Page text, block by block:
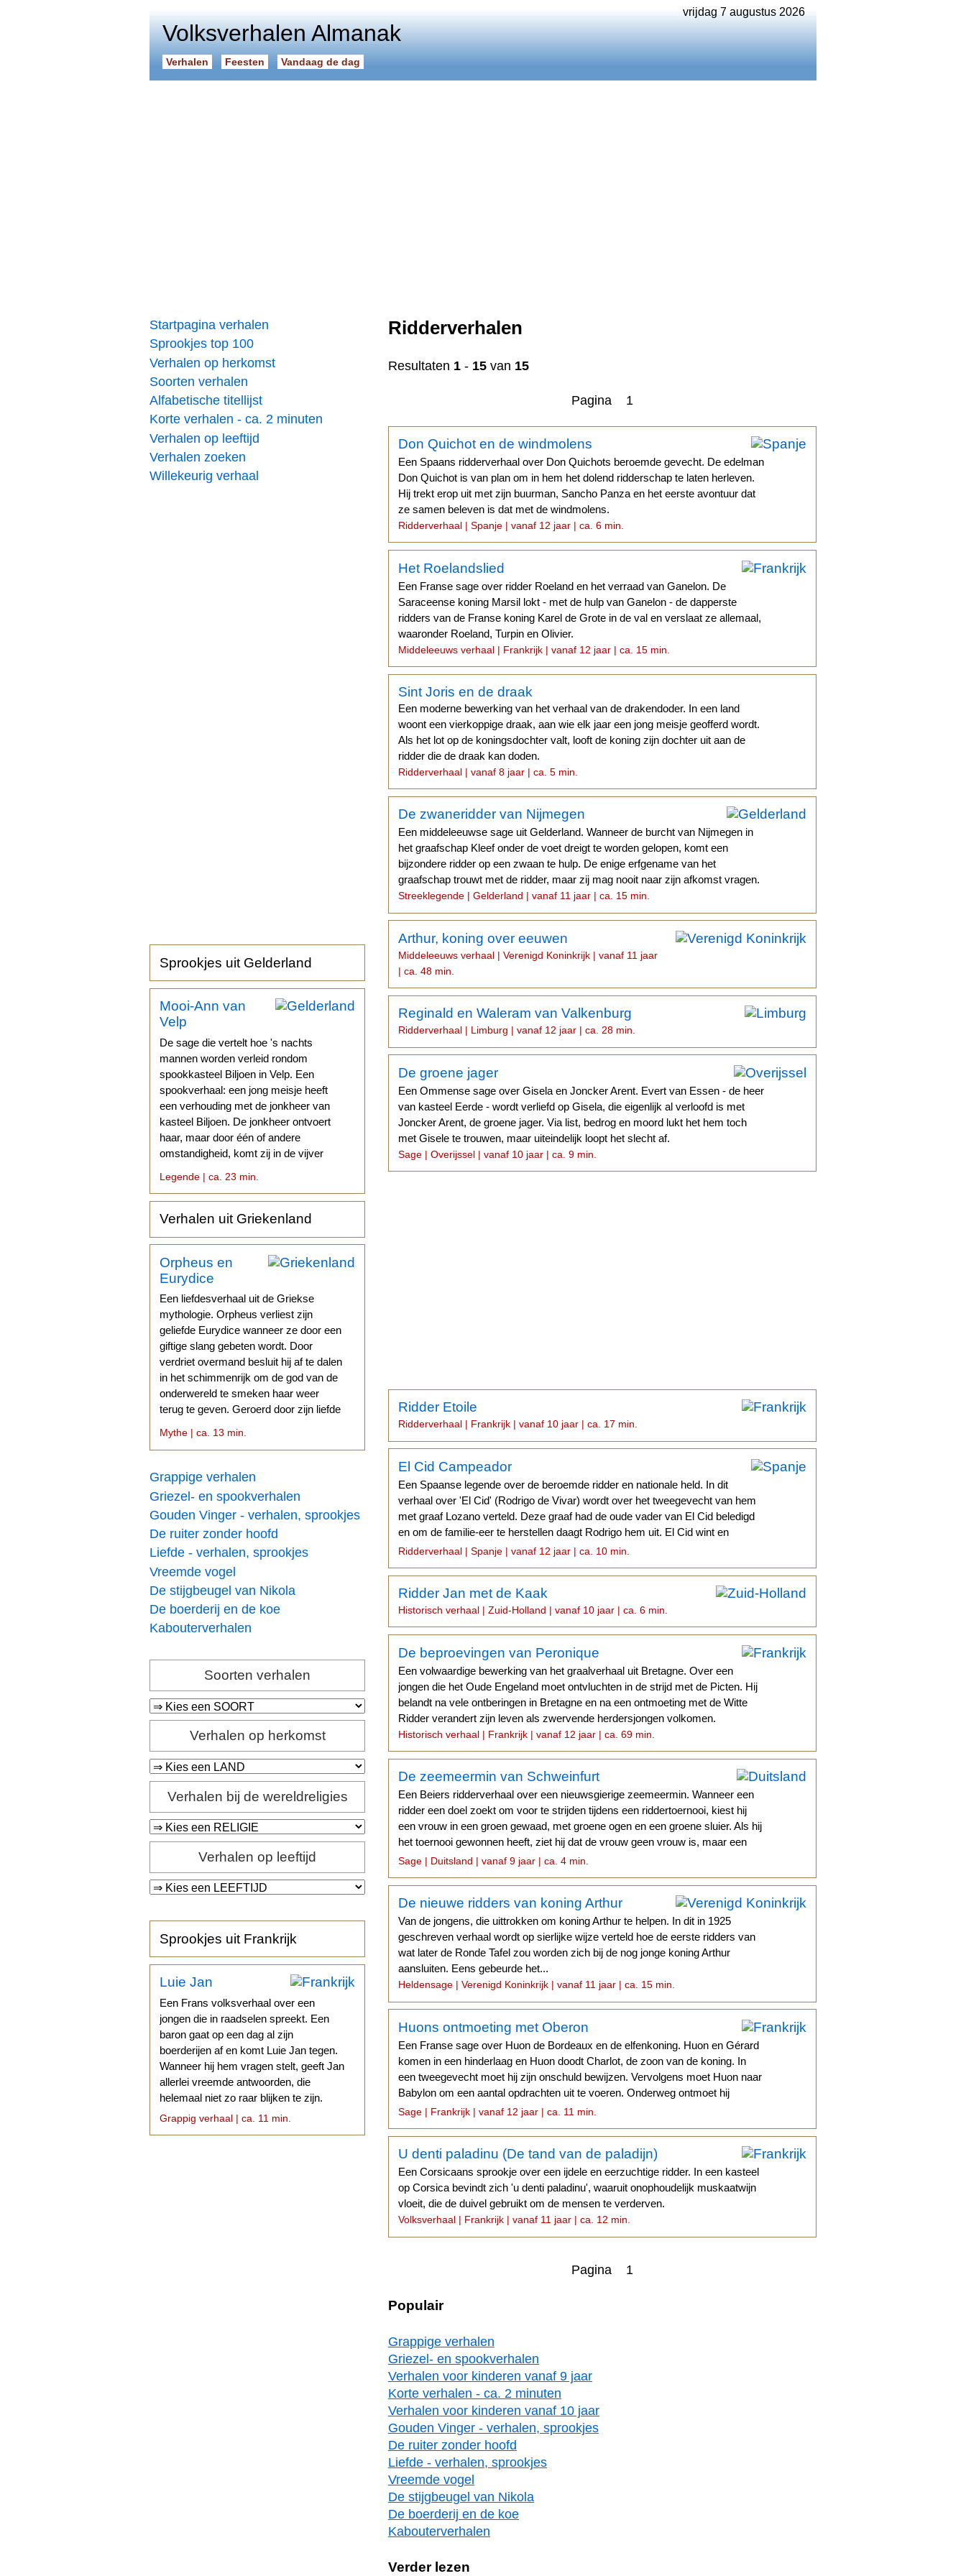
vrijdag 7 augustus 2026
Volksverhalen Almanak
Verhalen Feesten Vandaag de dag
Startpagina verhalen
Sprookjes top 100
Verhalen op herkomst
Soorten verhalen
Alfabetische titellijst
Korte verhalen - ca. 2 minuten
Verhalen op leeftijd
Verhalen zoeken
Willekeurig verhaal
Sprookjes uit Gelderland
Mooi-Ann van
Velp
De sage die vertelt hoe 's nachts
mannen worden verleid rondom
spookkasteel Biljoen in Velp. Een
spookverhaal: een jong meisje heeft
een verhouding met de jonkheer van
kasteel Biljoen. De jonkheer ontvoert
haar, maar door één of andere
omstandigheid, komt zij in de vijver
Legende | ca. 23 min.
Verhalen uit Griekenland
Orpheus en
Eurydice
Een liefdesverhaal uit de Griekse
mythologie. Orpheus verliest zijn
geliefde Eurydice wanneer ze door een
giftige slang gebeten wordt. Door
verdriet overmand besluit hij af te dalen
in het schimmenrijk om de god van de
onderwereld te smeken haar weer
terug te geven. Geroerd door zijn liefde
Mythe | ca. 13 min.
Grappige verhalen
Griezel- en spookverhalen
Gouden Vinger - verhalen, sprookjes
De ruiter zonder hoofd
Liefde - verhalen, sprookjes
Vreemde vogel
De stijgbeugel van Nikola
De boerderij en de koe
Kabouterverhalen
Soorten verhalen
Verhalen op herkomst
Verhalen bij de wereldreligies
Verhalen op leeftijd
Sprookjes uit Frankrijk
Luie Jan
Een Frans volksverhaal over een
jongen die in raadselen spreekt. Een
baron gaat op een dag al zijn
boerderijen af en komt Luie Jan tegen.
Wanneer hij hem vragen stelt, geeft Jan
allerlei vreemde antwoorden, die
helemaal niet zo raar blijken te zijn.
Grappig verhaal | ca. 11 min.
Ridderverhalen
Resultaten 1 - 15 van 15
Pagina 1
Don Quichot en de windmolens
Een Spaans ridderverhaal over Don Quichots beroemde gevecht. De edelman
Don Quichot is van plan om in hem het dolend ridderschap te laten herleven.
Hij trekt erop uit met zijn buurman, Sancho Panza en het eerste avontuur dat
ze samen beleven is dat met de windmolens.
Ridderverhaal | Spanje | vanaf 12 jaar | ca. 6 min.
Het Roelandslied
Een Franse sage over ridder Roeland en het verraad van Ganelon. De
Saraceense koning Marsil lokt - met de hulp van Ganelon - de dapperste
ridders van de Franse koning Karel de Grote in de val en verslaat ze allemaal,
waaronder Roeland, Turpin en Olivier.
Middeleeuws verhaal | Frankrijk | vanaf 12 jaar | ca. 15 min.
Sint Joris en de draak
Een moderne bewerking van het verhaal van de drakendoder. In een land
woont een vierkoppige draak, aan wie elk jaar een jong meisje geofferd wordt.
Als het lot op de koningsdochter valt, looft de koning zijn dochter uit aan de
ridder die de draak kan doden.
Ridderverhaal | vanaf 8 jaar | ca. 5 min.
De zwaneridder van Nijmegen
Een middeleeuwse sage uit Gelderland. Wanneer de burcht van Nijmegen in
het graafschap Kleef onder de voet dreigt te worden gelopen, komt een
bijzondere ridder op een zwaan te hulp. De enige erfgename van het
graafschap trouwt met de ridder, maar zij mag nooit naar zijn afkomst vragen.
Streeklegende | Gelderland | vanaf 11 jaar | ca. 15 min.
Arthur, koning over eeuwen
Middeleeuws verhaal | Verenigd Koninkrijk | vanaf 11 jaar
| ca. 48 min.
Reginald en Waleram van Valkenburg
Ridderverhaal | Limburg | vanaf 12 jaar | ca. 28 min.
De groene jager
Een Ommense sage over Gisela en Joncker Arent. Evert van Essen - de heer
van kasteel Eerde - wordt verliefd op Gisela, die eigenlijk al verloofd is met
Joncker Arent, de groene jager. Via list, bedrog en moord lukt het hem toch
met Gisele te trouwen, maar uiteindelijk loopt het slecht af.
Sage | Overijssel | vanaf 10 jaar | ca. 9 min.
Ridder Etoile
Ridderverhaal | Frankrijk | vanaf 10 jaar | ca. 17 min.
El Cid Campeador
Een Spaanse legende over de beroemde ridder en nationale held. In dit
verhaal over 'El Cid' (Rodrigo de Vivar) wordt over het tweegevecht van hem
met graaf Lozano verteld. Deze graaf had de oude vader van El Cid beledigd
en om de familie-eer te herstellen daagt Rodrigo hem uit. El Cid wint en
onthoofd de graaf.
Ridderverhaal | Spanje | vanaf 12 jaar | ca. 10 min.
Ridder Jan met de Kaak
Historisch verhaal | Zuid-Holland | vanaf 10 jaar | ca. 6 min.
De beproevingen van Peronique
Een volwaardige bewerking van het graalverhaal uit Bretagne. Over een
jongen die het Oude Engeland moet ontvluchten in de strijd met de Picten. Hij
belandt na vele ontberingen in Bretagne en na een ontmoeting met de Witte
Ridder verandert zijn leven als zwervende herdersjongen volkomen.
Historisch verhaal | Frankrijk | vanaf 12 jaar | ca. 69 min.
De zeemeermin van Schweinfurt
Een Beiers ridderverhaal over een nieuwsgierige zeemeermin. Wanneer een
ridder een doel zoekt om voor te strijden tijdens een riddertoernooi, kiest hij
een vrouw in een groen gewaad, met groene ogen en een groene sluier. Als hij
het toernooi gewonnen heeft, ziet hij dat de vrouw geen vrouw is, maar een
zeemeermin.
Sage | Duitsland | vanaf 9 jaar | ca. 4 min.
De nieuwe ridders van koning Arthur
Van de jongens, die uittrokken om koning Arthur te helpen. In dit in 1925
geschreven verhaal wordt op sierlijke wijze verteld hoe de eerste ridders van
wat later de Ronde Tafel zou worden zich bij de nog jonge koning Arthur
aansluiten. Eens gebeurde het...
Heldensage | Verenigd Koninkrijk | vanaf 11 jaar | ca. 15 min.
Huons ontmoeting met Oberon
Een Franse sage over Huon de Bordeaux en de elfenkoning. Huon en Gérard
komen in een hinderlaag en Huon doodt Charlot, de zoon van de koning. In
een tweegevecht moet hij zijn onschuld bewijzen. Vervolgens moet Huon naar
Babylon om een aantal opdrachten uit te voeren. Onderweg ontmoet hij
Oberon...
Sage | Frankrijk | vanaf 12 jaar | ca. 11 min.
U denti paladinu (De tand van de paladijn)
Een Corsicaans sprookje over een ijdele en eerzuchtige ridder. In een kasteel
op Corsica bevindt zich 'u denti paladinu', waaruit onophoudelijk muskaatwijn
vloeit, die de duivel gebruikt om de mensen te verderven.
Volksverhaal | Frankrijk | vanaf 11 jaar | ca. 12 min.
Pagina 1
Populair
Grappige verhalen
Griezel- en spookverhalen
Verhalen voor kinderen vanaf 9 jaar
Korte verhalen - ca. 2 minuten
Verhalen voor kinderen vanaf 10 jaar
Gouden Vinger - verhalen, sprookjes
De ruiter zonder hoofd
Liefde - verhalen, sprookjes
Vreemde vogel
De stijgbeugel van Nikola
De boerderij en de koe
Kabouterverhalen
Verder lezen